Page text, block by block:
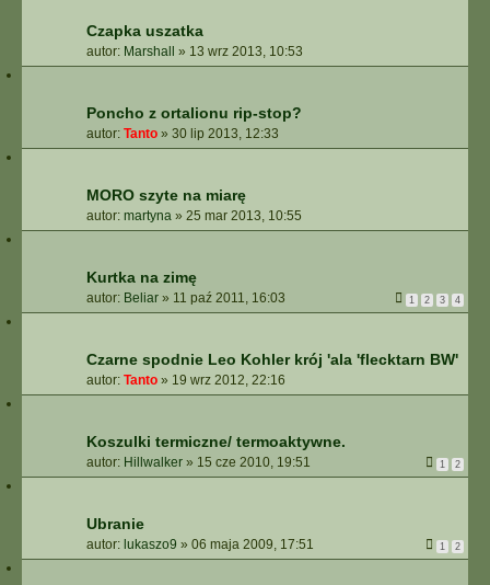
Czapka uszatka
autor: Marshall » 13 wrz 2013, 10:53
Poncho z ortalionu rip-stop?
autor: Tanto » 30 lip 2013, 12:33
MORO szyte na miarę
autor: martyna » 25 mar 2013, 10:55
Kurtka na zimę
autor: Beliar » 11 paź 2011, 16:03 1 2 3 4
Czarne spodnie Leo Kohler krój 'ala 'flecktarn BW'
autor: Tanto » 19 wrz 2012, 22:16
Koszulki termiczne/ termoaktywne.
autor: Hillwalker » 15 cze 2010, 19:51 1 2
Ubranie
autor: lukaszo9 » 06 maja 2009, 17:51 1 2